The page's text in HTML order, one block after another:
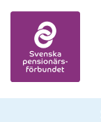
Skip to content